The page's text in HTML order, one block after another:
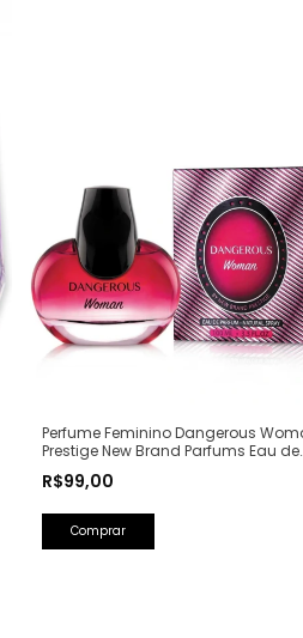
Perfume Feminino Dangerous
Prestige New Brand Parfums Eau de
Dior)
R$99,00